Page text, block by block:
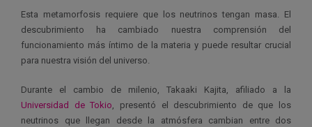
Esta metamorfosis requiere que los neutrinos tengan masa. El
descubrimiento ha cambiado nuestra comprensión del
funcionamiento más íntimo de la materia y puede resultar crucial
para nuestra visión del universo.
Durante el cambio de milenio, Takaaki Kajita, afiliado a la
Universidad de Tokio, presentó el descubrimiento de que los
neutrinos que llegan desde la atmósfera cambian entre dos